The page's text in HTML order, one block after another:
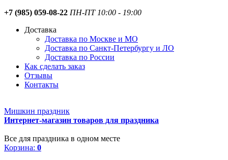
+7 (985) 059-08-22 ПН-ПТ 10:00 - 19:00
Доставка
Доставка по Москве и МО
Доставка по Санкт-Петербургу и ЛО
Доставка по России
Как сделать заказ
Отзывы
Контакты
Мишкин праздник
Интернет-магазин товаров для праздника
Все для праздника в одном месте
Корзина: 0